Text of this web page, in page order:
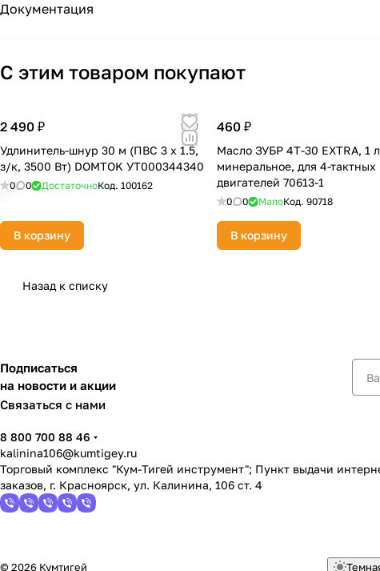
Документация
С этим товаром покупают
2 490 ₽
Удлинитель-шнур 30 м (ПВС 3 х 1.5,
з/к, 3500 Вт) DOMTOK УТ000344340
0 0 ДостаточноКод. 100162
В корзину
460 ₽
Масло ЗУБР 4Т-30 EXTRA, 1
минеральное, для 4-тактных
двигателей 70613-1
0 0 МалоКод.90718
В корзину
Назад к списку
Подписаться
на новости и акции
Связаться с нами
8 800 700 88 46
kalinina106@kumtigey.ru
Торговый комплекс "Кум-Тигей инструмент"; Пункт выдачи
заказов, г. Красноярск, ул. Калинина, 106 ст. 4
© 2026 Кумтигей